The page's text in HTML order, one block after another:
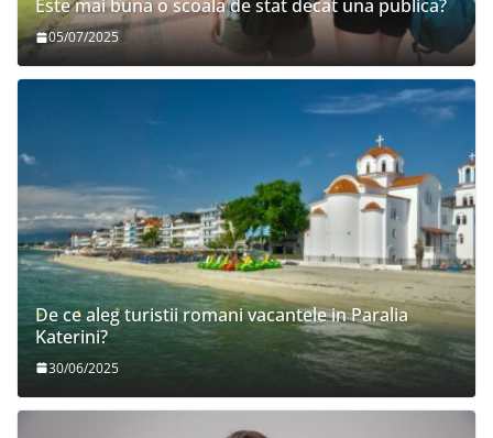
Este mai buna o scoala de stat decat una publica?
05/07/2025
De ce aleg turistii romani vacantele in Paralia
Katerini?
30/06/2025